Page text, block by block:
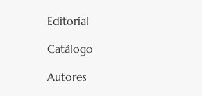
Editorial
Catálogo
Autores